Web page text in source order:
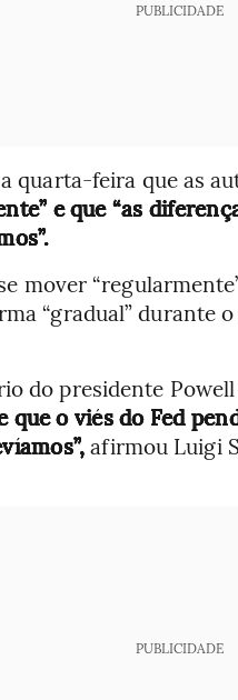
PUBLICIDADE
quarta-feira que as
e que “as
mover
“gradual” durante
do presidente
que o viés do Fed
afirmou Luigi
PUBLICIDADE